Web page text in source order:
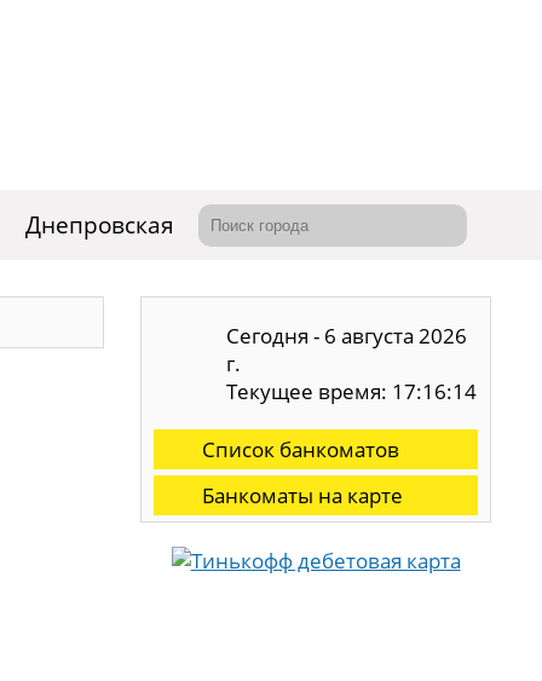
Днепровская
Сегодня - 6 августа 2026
г.
Текущее время: 17:16:14
Список банкоматов
Банкоматы на карте